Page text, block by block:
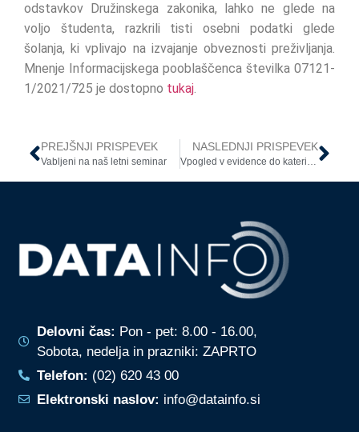
odstavkov Družinskega zakonika, lahko ne glede na
voljo študenta, razkrili tisti osebni podatki glede
šolanja, ki vplivajo na izvajanje obveznosti preživljanja.
Mnenje Informacijskega pooblaščenca številka 07121-
1/2021/725 je dostopno tukaj.
PREJŠNJI PRISPEVEK
Vabljeni na naš letni seminar
NASLEDNJI PRISPEVEK
Vpogled v evidence do katerih ima dostop delodajalec
Delovni čas: Pon - pet: 8.00 - 16.00,
Sobota, nedelja in prazniki: ZAPRTO
Telefon: (02) 620 43 00
Elektronski naslov: info@datainfo.si